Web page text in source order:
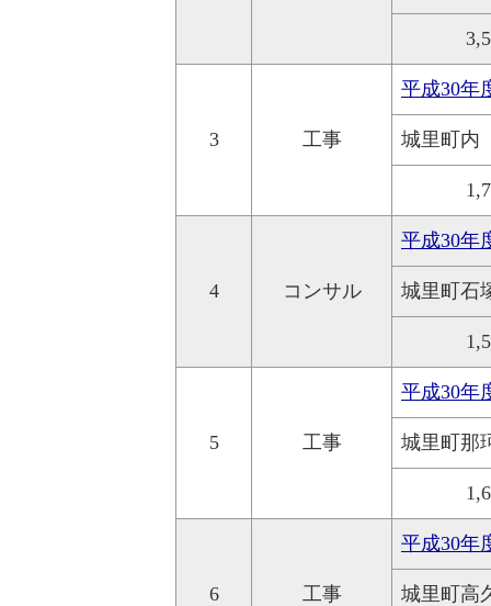
3 工事
平成30年
城里町内
4 コンサル
平成30年
城里町石
5 工事
平成30
城里町那
6 工事
平成30
城里町高